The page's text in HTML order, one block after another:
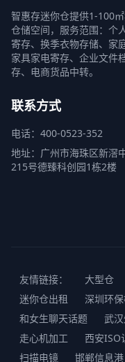
智惠存迷你仓提供1-100
仓储空间，服务范围：个
寄存、换季衣物存储、家
家具家电寄存、企业文件
存、电商货品中转。
联系方式
电话：400-0523-352
地址：广州市海珠区新滘
215号德臻科创园1栋2楼
友情链接： 大型仓
迷你仓出租
深圳环
和女生聊天话题
武
走心机加工
西安ISO
扫描电镜
邯郸信息港